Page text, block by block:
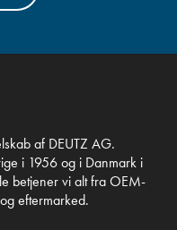
af DEUTZ AG.
i 1956 og i Danmark i
betjener vi alt fra OEM-
eftermarked.